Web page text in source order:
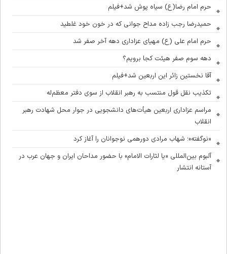
حرم امام رضا(ع) سیاه پوش شد+فیلم
حمیدرضا رجب زاده مداح جوانی که در خون خود غلطید
حرم امام علی (ع) مهیای عزاداری دهه آخر صفر شد
دهه سوم صفر هیئت کجا برویم؟
آقا نخستین زائر این اربعین شد+فیلم
تکذیب نقل قول منتسب به رهبر انقلاب از سوی دفتر معظم‌له
مراسم عزاداری اربعین هیأت‌های دانشجویی در جوار محل شهادت رهبر
انقلاب
«نوگفته»؛ شهاب مرادی دورهمی نوجوانان را آغاز کرد
آلبوم بین‌المللی «یا لثارات الامام» با حضور مداحان ایران و جهان عرب در
آستانه انتشار